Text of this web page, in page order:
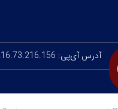
آدرس آی‌پی: